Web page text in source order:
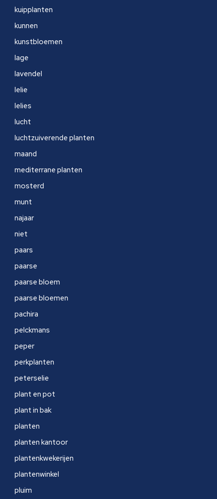
kuipplanten
kunnen
kunstbloemen
lage
lavendel
lelie
lelies
lucht
luchtzuiverende planten
maand
mediterrane planten
mosterd
munt
najaar
niet
paars
paarse
paarse bloem
paarse bloemen
pachira
pelckmans
peper
perkplanten
peterselie
plant en pot
plant in bak
planten
planten kantoor
plantenkwekerijen
plantenwinkel
pluim